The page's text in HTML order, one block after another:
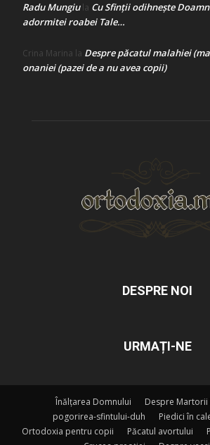
Radu Mungiula Cu Sfinții odihnește
adormitei roabei Tale…
Crina Marina la Despre păcatul malahiei
onaniei (pazei de a nu avea copii)
DESPRE NOI
URMAȚI-NE
Înălțarea Domnului
Despre Martorii
pogorirea-sfintului-duh
Piedici în
Ortodoxia pentru copii
Păcatul avortului